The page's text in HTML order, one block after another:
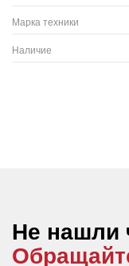
Марка техники
Наличие
Не нашли